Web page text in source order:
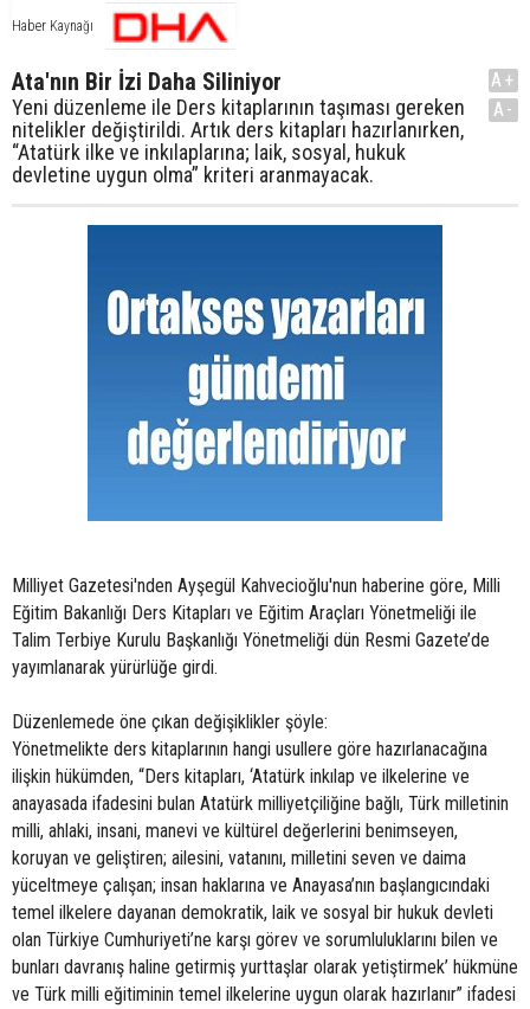
Haber Kaynağı
Ata'nın Bir İzi Daha Siliniyor
Yeni düzenleme ile Ders kitaplarının taşıması gereken
nitelikler değiştirildi. Artık ders kitapları hazırlanırken,
“Atatürk ilke ve inkılaplarına; laik, sosyal, hukuk
devletine uygun olma” kriteri aranmayacak.
A+
A-
Milliyet Gazetesi'nden Ayşegül Kahvecioğlu'nun haberine göre, Milli
Eğitim Bakanlığı Ders Kitapları ve Eğitim Araçları Yönetmeliği ile
Talim Terbiye Kurulu Başkanlığı Yönetmeliği dün Resmi Gazete’de
yayımlanarak yürürlüğe girdi.
Düzenlemede öne çıkan değişiklikler şöyle:
Yönetmelikte ders kitaplarının hangi usullere göre hazırlanacağına
ilişkin hükümden, “Ders kitapları, ‘Atatürk inkılap ve ilkelerine ve
anayasada ifadesini bulan Atatürk milliyetçiliğine bağlı, Türk milletinin
milli, ahlaki, insani, manevi ve kültürel değerlerini benimseyen,
koruyan ve geliştiren; ailesini, vatanını, milletini seven ve daima
yüceltmeye çalışan; insan haklarına ve Anayasa’nın başlangıcındaki
temel ilkelere dayanan demokratik, laik ve sosyal bir hukuk devleti
olan Türkiye Cumhuriyeti’ne karşı görev ve sorumluluklarını bilen ve
bunları davranış haline getirmiş yurttaşlar olarak yetiştirmek’ hükmüne
ve Türk milli eğitiminin temel ilkelerine uygun olarak hazırlanır” ifadesi